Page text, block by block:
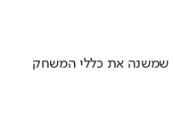
שמשנה את כללי המשחק